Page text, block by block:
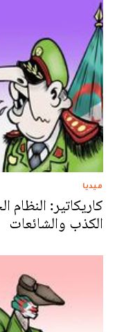
ميديا
كاريكاتير:
الكذب والشائعات